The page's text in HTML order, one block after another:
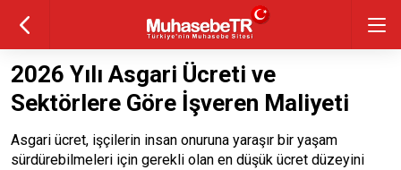
2026 Yılı Asgari Ücreti ve
Sektörlere Göre İşveren Maliyeti
Asgari ücret, işçilerin insan onuruna yaraşır bir yaşam
sürdürebilmeleri için gerekli olan en düşük ücret düzeyini